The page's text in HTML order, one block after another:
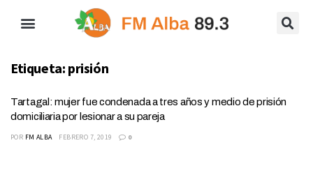
Etiqueta: prisión
Tartagal: mujer fue condenada a tres años y medio de prisión
domiciliaria por lesionar a su pareja
POR FM ALBA FEBRERO 7, 2019 0